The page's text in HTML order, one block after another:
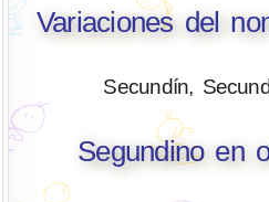
Variaciones del
Secundín,
Segundino en